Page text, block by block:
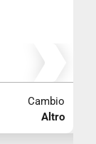
Cambio
Altro